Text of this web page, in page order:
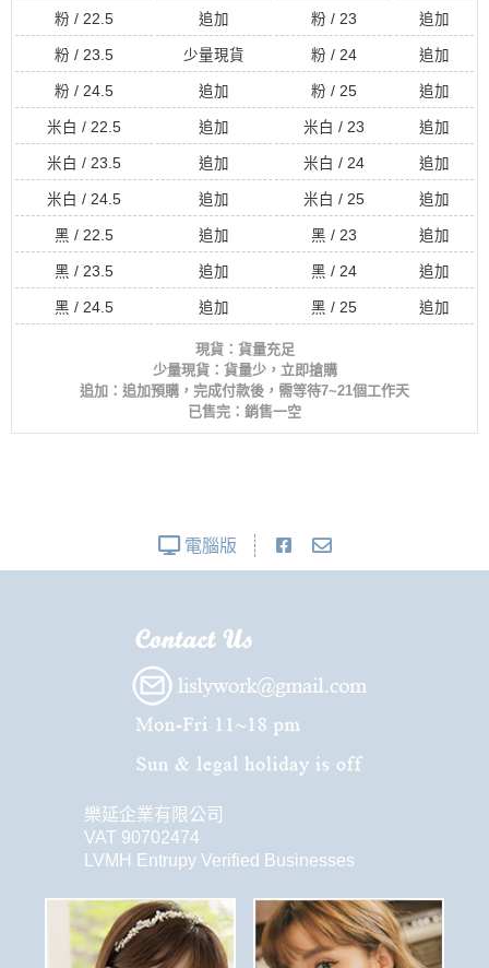
粉 / 22.5 追加 粉 / 23 追加
粉 / 23.5 少量現貨 粉 / 24 追加
粉 / 24.5 追加 粉 / 25 追加
米白 / 22.5 追加 米白 / 23 追加
米白 / 23.5 追加 米白 / 24 追加
米白 / 24.5 追加 米白 / 25 追加
黑 / 22.5 追加 黑 / 23 追加
黑 / 23.5 追加 黑 / 24 追加
黑 / 24.5 追加 黑 / 25 追加
現貨：貨量充足
少量現貨：貨量少，立即搶購
追加：追加預購，完成付款後，需等待7~21個工作天
已售完：銷售一空
電腦版
樂延企業有限公司
VAT 90702474
LVMH Entrupy Verified Businesses